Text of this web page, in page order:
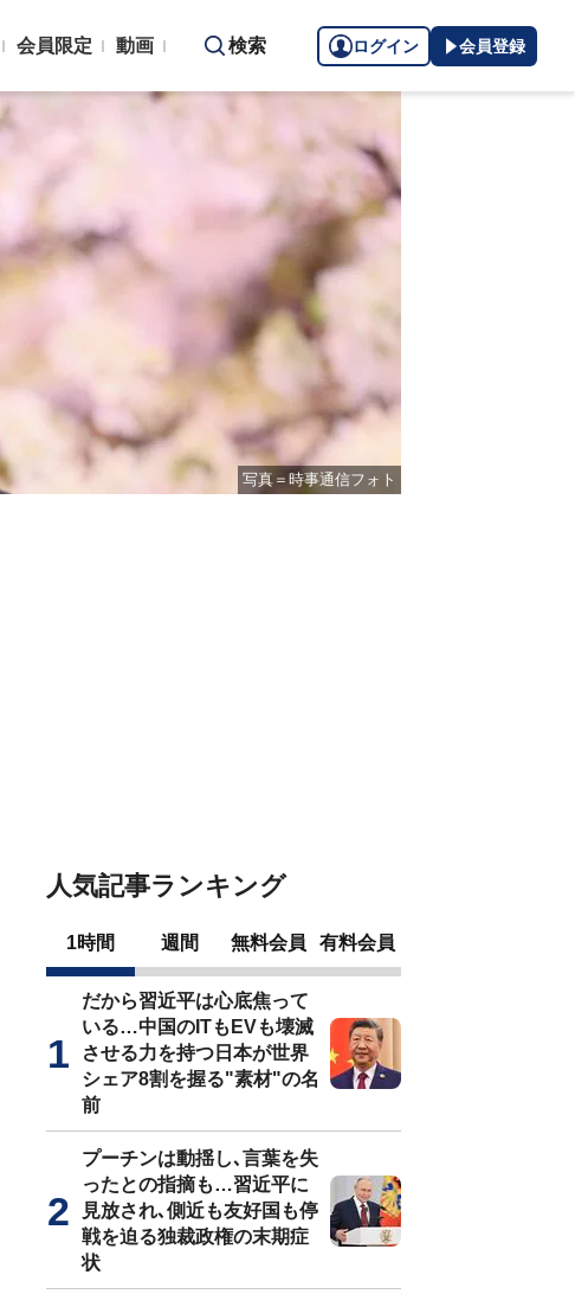
会員限定 動画 検索 ログイン 会員登録
写真＝時事通信フォト
人気記事ランキング
1時間 週間 無料会員 有料会員
だから習近平は心底焦って
いる…中国のITもEVも壊滅
させる力を持つ日本が世界
シェア8割を握る"素材"の名
前
プーチンは動揺し､言葉を失
ったとの指摘も…習近平に
見放され､側近も友好国も停
戦を迫る独裁政権の末期症
状